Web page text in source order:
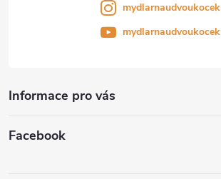
mydlarnaudvoukocek
mydlarnaudvoukocek
Informace pro vás
Facebook